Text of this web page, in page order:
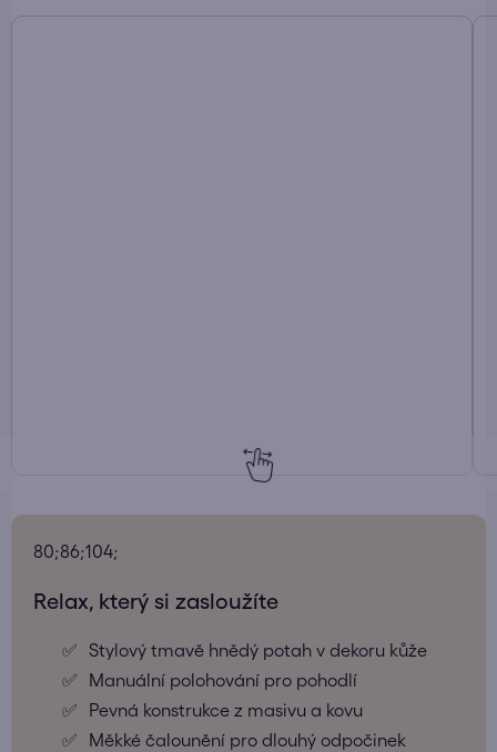
80;86;104;
Relax, který si zasloužíte
Stylový tmavě hnědý potah v dekoru kůže
Manuální polohování pro pohodlí
Pevná konstrukce z masivu a kovu
Měkké čalounění pro dlouhý odpočinek